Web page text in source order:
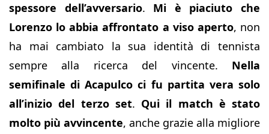
spessore dell’avversario. Mi è piaciuto che
Lorenzo lo abbia affrontato a viso aperto, non
ha mai cambiato la sua identità di tennista
sempre alla ricerca del vincente. Nella
semifinale di Acapulco ci fu partita vera solo
all’inizio del terzo set. Qui il match è stato
molto più avvincente, anche grazie alla migliore